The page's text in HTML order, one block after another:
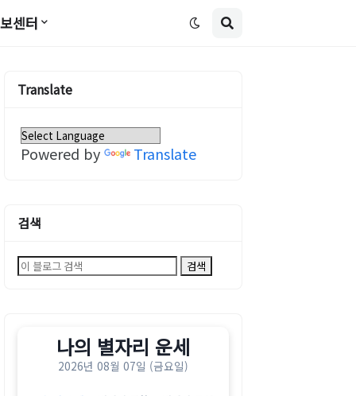
센터
Translate
Powered by Translate
검색
나의 별자리 운세
2026년 08월 07일 (금요일)